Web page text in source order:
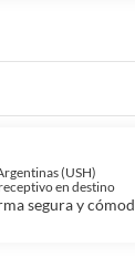
(USH)
en destino
segura y